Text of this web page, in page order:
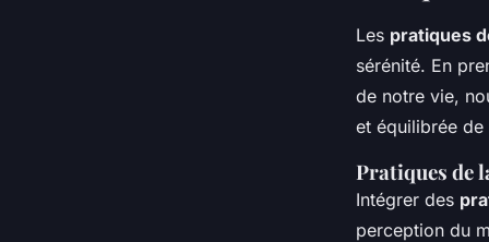
Les pratiques
sérénité. En
de notre vie,
et équilibrée
Pratiques de
Intégrer des
perception du